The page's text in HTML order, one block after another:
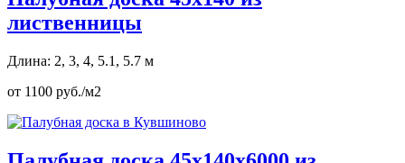
лиственницы
Длина: 2, 3, 4, 5.1, 5.7 м
от 1100 руб./м2